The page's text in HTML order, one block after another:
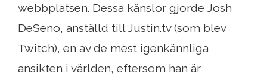
webbplatsen. Dessa känslor gjorde Josh
DeSeno, anställd till Justin.tv (som blev
Twitch), en av de mest igenkännliga
ansikten i världen, eftersom han är